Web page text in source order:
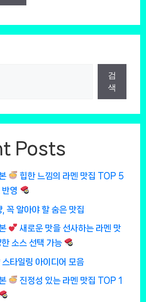
검
색
Posts
힙한 느낌의 라멘 맛집 TOP 5
반영
꼭 알아야 할 숨은 맛집
새로운 맛을 선사하는 라멘 맛
소스 선택 가능
타일링 아이디어 모음
진정성 있는 라멘 맛집 TOP 1